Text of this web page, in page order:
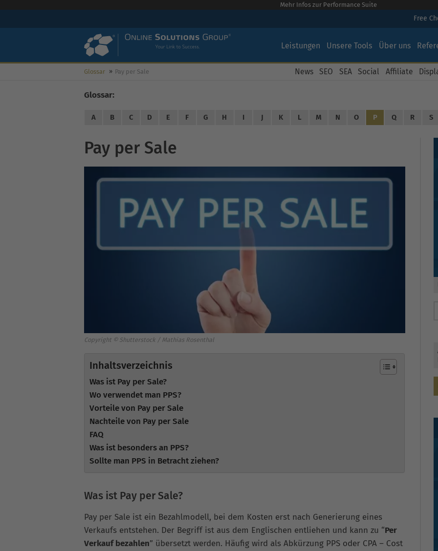
Mehr Infos zur Performance Suite
Free
Leistungen Unsere Tools Über uns
Glossar Pay per Sale News SEO SEA Social Affiliate
Glossar:
A B C D E F G H I J K L M N O P Q R S
Pay per Sale
Copyright © Shutterstock / Mathias Rosenthal
Inhaltsverzeichnis
Was ist Pay per Sale?
Wo verwendet man PPS?
Vorteile von Pay per Sale
Nachteile von Pay per Sale
FAQ
Was ist besonders an PPS?
Sollte man PPS in Betracht ziehen?
Was ist Pay per Sale?
Pay per Sale ist ein Bezahlmodell, bei dem Kosten erst nach Generierung eines
Verkaufs entstehen. Der Begriff ist aus dem Englischen entliehen und kann zu “Per
Verkauf bezahlen” übersetzt werden. Häufig wird als Abkürzung PPS oder CPA – Cost